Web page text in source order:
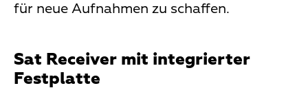
für neue Aufnahmen zu schaffen.
Sat Receiver mit integrierter
Festplatte